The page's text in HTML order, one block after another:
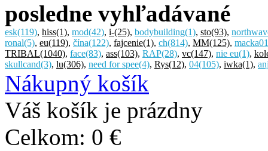
posledne vyhľadávané
esk(119), hiss(1), mod(42), i-(25), bodybuilding(1), sto(93),
ronal(5), eu(119), čína(122), fajcenie(1), ch(814), MM(125), macka01
TRIBAL(1040), face(83), ass(103), RAP(28), vc(147), nie eu(1),
skullcand(3), lu(306), need for spee(4), Rys(12), 04(105), iwka(1),
Nákupný košík
Váš košík je prázdny
Celkom: 0 €